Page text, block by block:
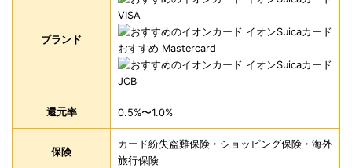
ブランド
還元率 0.5%〜1.0%
保険
カード紛失盗難保険・ショッピング保険・海外
旅行保険